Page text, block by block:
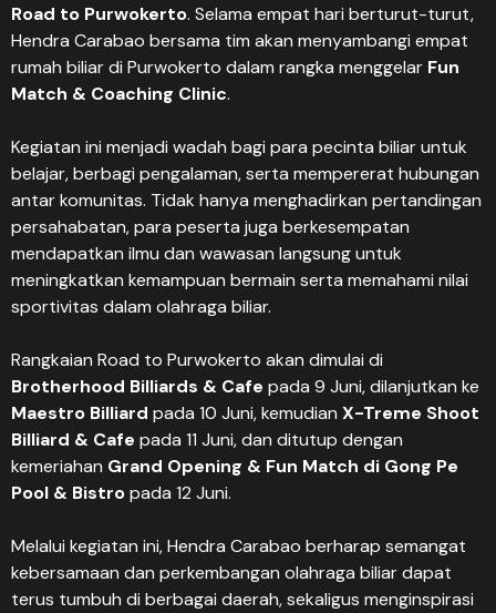
Road to Purwokerto. Selama empat hari berturut-turut,
Hendra Carabao bersama tim akan menyambangi empat
rumah biliar di Purwokerto dalam rangka menggelar Fun
Match & Coaching Clinic.
Kegiatan ini menjadi wadah bagi para pecinta biliar untuk
belajar, berbagi pengalaman, serta mempererat hubungan
antar komunitas. Tidak hanya menghadirkan pertandingan
persahabatan, para peserta juga berkesempatan
mendapatkan ilmu dan wawasan langsung untuk
meningkatkan kemampuan bermain serta memahami nilai
sportivitas dalam olahraga biliar.
Rangkaian Road to Purwokerto akan dimulai di
Brotherhood Billiards & Cafe pada 9 Juni, dilanjutkan ke
Maestro Billiard pada 10 Juni, kemudian X-Treme Shoot
Billiard & Cafe pada 11 Juni, dan ditutup dengan
kemeriahan Grand Opening & Fun Match di Gong Pe
Pool & Bistropada 12 Juni.
Melalui kegiatan ini, Hendra Carabao berharap semangat
kebersamaan dan perkembangan olahraga biliar dapat
terus tumbuh di berbagai daerah, sekaligus menginspirasi